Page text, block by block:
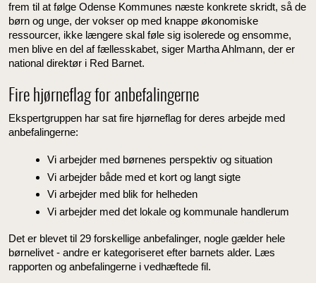
frem til at følge Odense Kommunes næste konkrete skridt, så de
børn og unge, der vokser op med knappe økonomiske
ressourcer, ikke længere skal føle sig isolerede og ensomme,
men blive en del af fællesskabet, siger Martha Ahlmann, der er
national direktør i Red Barnet.
Fire hjørneflag for anbefalingerne
Ekspertgruppen har sat fire hjørneflag for deres arbejde med
anbefalingerne:
Vi arbejder med børnenes perspektiv og situation
Vi arbejder både med et kort og langt sigte
Vi arbejder med blik for helheden
Vi arbejder med det lokale og kommunale handlerum
Det er blevet til 29 forskellige anbefalinger, nogle gælder hele
børnelivet - andre er kategoriseret efter barnets alder. Læs
rapporten og anbefalingerne i vedhæftede fil.